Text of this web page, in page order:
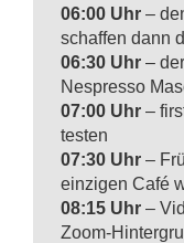
06:00 Uhr–
schaffen dann
06:30 Uhr–
Nespresso
07:00 Uhr–
testen
07:30 Uhr–
einzigen Café
08:15 Uhr–
Zoom-